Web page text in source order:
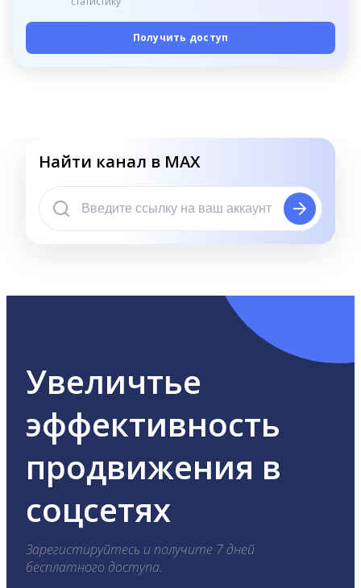
Получить доступ
Найти канал в MAX
Увеличтье
эффективность
продвижения в
соцсетях
Зарегистируйтесь и получите 7 дней
бесплатного доступа.